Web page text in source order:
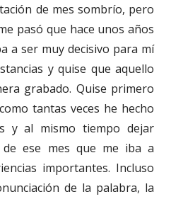
de mes sombrío, pero
pasó que hace unos años
a ser muy decisivo para mí
y quise que aquello
grabado. Quise primero
tantas veces he hecho
y al mismo tiempo dejar
de ese mes que me iba a
importantes. Incluso
de la palabra, la